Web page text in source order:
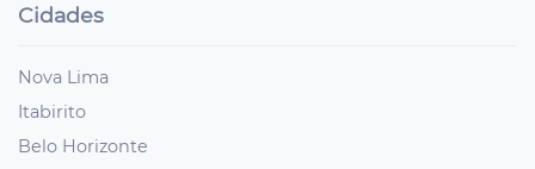
Cidades
Nova Lima
Itabirito
Belo Horizonte